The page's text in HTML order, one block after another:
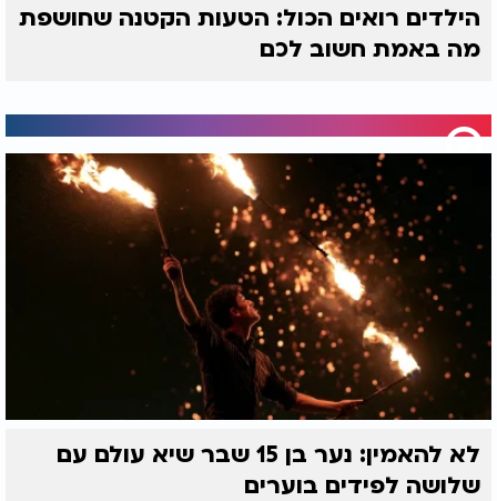
הילדים רואים הכול: הטעות הקטנה שחושפת
מה באמת חשוב לכם
לא להאמין: נער בן 15 שבר שיא עולם עם
שלושה לפידים בוערים